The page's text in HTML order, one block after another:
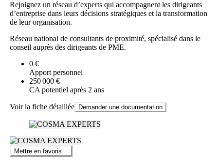
Rejoignez un réseau d’experts qui accompagnent les dirigeants
d’entreprise dans leurs décisions stratégiques et la transformation
de leur organisation.
Réseau national de consultants de proximité, spécialisé dans le
conseil auprès des dirigeants de PME.
0 €
Apport personnel
250 000 €
CA potentiel après 2 ans
Voir la fiche détaillée Demander une documentation
Mettre en favoris